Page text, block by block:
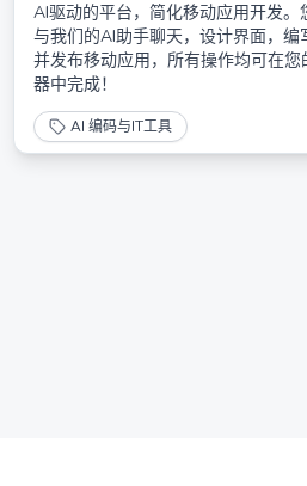
AI驱动的平台，简化移动应用开发。
与我们的AI助手聊天，设计界面，编
并发布移动应用，所有操作均可在您
器中完成！
AI 编码与IT工具